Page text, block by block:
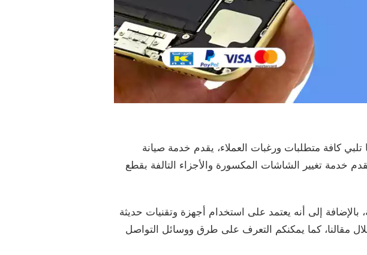
تلبي كافة متطلبات ورغبات العملاء، يقدم خدمة صيانة
خدمة تغيير الشاشات المكسورة والأجزاء التالفة بقطع
بالإضافة إلى أنه يعتمد على استخدام أجهزة وتقنيات حديثة
مقالنا، كما يمكنكم التعرف على طرق ووسائل التواصل